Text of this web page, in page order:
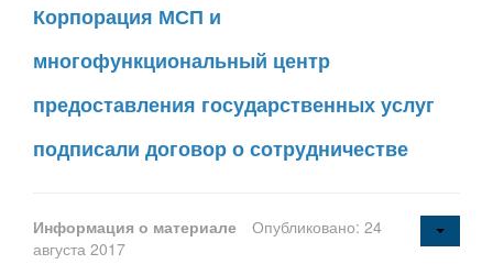
Корпорация МСП и
многофункциональный центр
предоставления государственных услуг
подписали договор о сотрудничестве
Информация о материале
Опубликовано: 24
августа 2017